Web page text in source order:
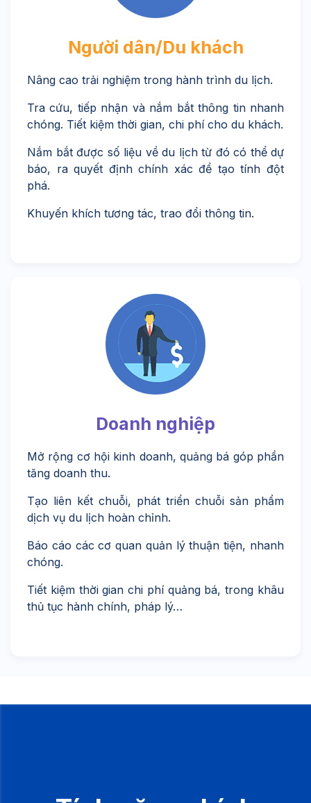
Người dân/Du khách
Nâng cao trải nghiệm trong hành trình du lịch.
Tra cứu, tiếp nhận và nắm bắt thông tin nhanh
chóng. Tiết kiệm thời gian, chi phí cho du khách.
Nắm bắt được số liệu về du lịch từ đó có thể dự
báo, ra quyết định chính xác để tạo tính đột
phá.
Khuyến khích tương tác, trao đổi thông tin.
Doanh nghiệp
Mở rộng cơ hội kinh doanh, quảng bá góp phần
tăng doanh thu.
Tạo liên kết chuỗi, phát triển chuỗi sản phẩm
dịch vụ du lịch hoàn chỉnh.
Báo cáo các cơ quan quản lý thuận tiện, nhanh
chóng.
Tiết kiệm thời gian chi phí quảng bá, trong khâu
thủ tục hành chính, pháp lý…